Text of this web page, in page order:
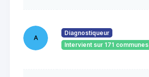
A
Diagnostiqueur
Intervient sur 171 communes